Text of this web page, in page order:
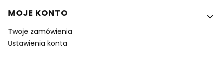
MOJE KONTO
Twoje zamówienia
Ustawienia konta